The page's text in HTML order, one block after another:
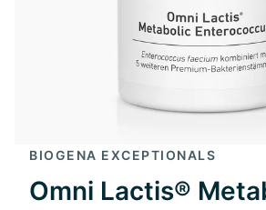
BIOGENA EXCEPTIONALS
Omni Lactis®